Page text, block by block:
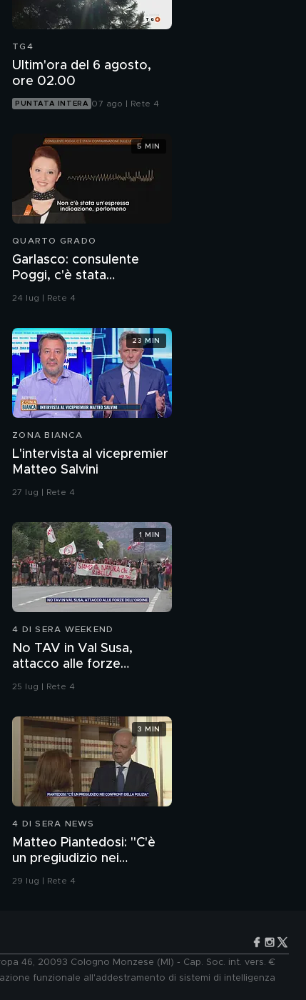
TG4
Ultim'ora del 6 agosto,
ore 02.00
PUNTATA INTERA 07 ago | Rete 4
QUARTO GRADO
Garlasco: consulente
Poggi, c'è stata
contaminazione sulle
24 lug | Rete 4
5 MIN
ZONA BIANCA
L'intervista al vicepremier
Matteo Salvini
27 lug | Rete 4
23 MIN
4 DI SERA WEEKEND
No TAV in Val Susa,
attacco alle forze
dell'ordine
25 lug | Rete 4
1 MIN
4 DI SERA NEWS
Matteo Piantedosi: "C'è
un pregiudizio nei
confronti della polizia"
29 lug | Rete 4
3 MIN
46, 20093 Cologno Monzese (MI) - Cap. Soc. int. vers. €
funzionale all'addestramento di sistemi di intelligenza